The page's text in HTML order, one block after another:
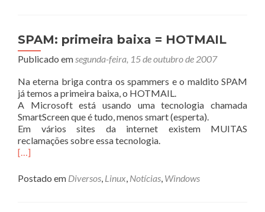
mais!
SPAM: primeira baixa = HOTMAIL
Publicado emsegunda-feira, 15 de outubro de 2007
Na eterna briga contra os spammers e o maldito SPAM
já temos a primeira baixa, o HOTMAIL.
A Microsoft está usando uma tecnologia chamada
SmartScreen que é tudo, menos smart (esperta).
Em vários sites da internet existem MUITAS
reclamações sobre essa tecnologia.
[…]
Postado em Diversos, Linux, Notícias, Windows